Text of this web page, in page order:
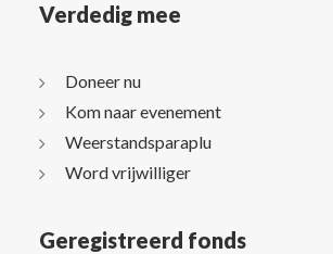
Verdedig mee
Doneer nu
Kom naar evenement
Weerstandsparaplu
Word vrijwilliger
Geregistreerd fonds